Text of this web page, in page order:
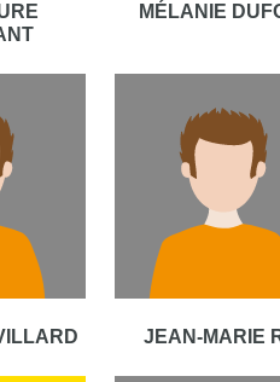
MÉLANIE
JEAN-MARIE